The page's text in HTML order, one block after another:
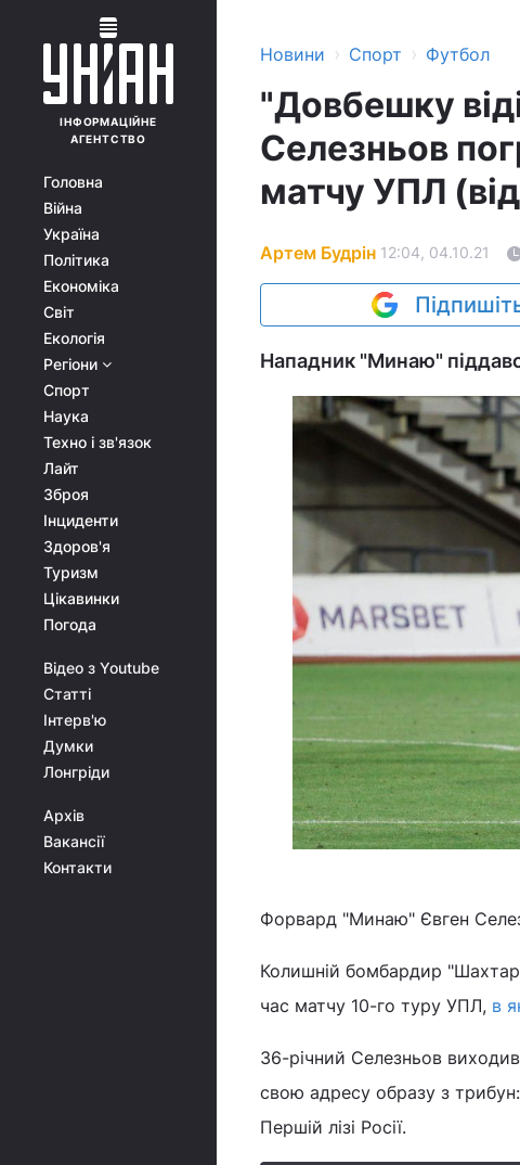
ІНФОРМАЦІЙНЕ
АГЕНТСТВО
Головна
Війна
Україна
Політика
Економіка
Світ
Екологія
Регіони
Спорт
Наука
Техно і зв'язок
Лайт
Зброя
Інциденти
Здоров'я
Туризм
Цікавинки
Погода
Відео з Youtube
Статті
Інтерв'ю
Думки
Лонгріди
Архів
Вакансії
Контакти
Новини › Спорт › Футбол
"Довбешку
Селезньов
матчу УПЛ
Артем Будрін 12:04, 04.10.21
Нападник "Минаю"
Форвард "Минаю" Євген
Колишній бомбардир
час матчу 10-го туру УПЛ, в
36-річний Селезньов
свою адресу образу з
Першій лізі Росії.